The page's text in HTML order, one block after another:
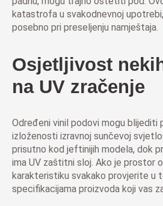
katastrofa u svakodnevnoj
posebno pri preseljenju namještaja.
Osjetljivost
na UV zračenje
Određeni vinil podovi mogu blijediti
izloženosti izravnoj sunčevoj
prisutno kod jeftinijih modela, dok
ima UV zaštitni sloj. Ako je prostor
karakteristiku svakako provjerite u
specifikacijama proizvoda koji vas